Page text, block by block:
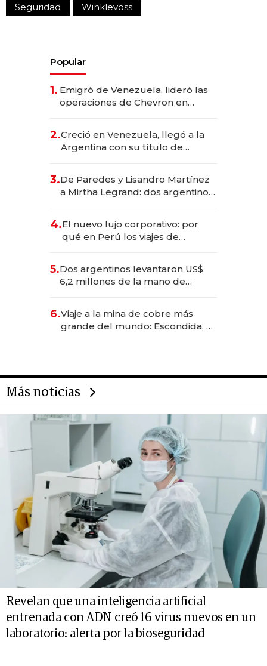
Seguridad
Winklevoss
Popular
1. Emigró de Venezuela, lideró las
operaciones de Chevron en
2.Creció en Venezuela, llegó a la
Argentina con su título de
las marcas "fast premium"
3.De Paredes y Lisandro Martínez
a Mirtha Legrand: dos argentinos
4.El nuevo lujo corporativo: por
qué en Perú los viajes de
transformadoras
5.Dos argentinos levantaron US$
6,2 millones de la mano de
6.Viaje a la mina de cobre más
grande del mundo: Escondida, el
Más noticias
Revelan que una inteligencia artificial
entrenada con ADN creó 16 virus nuevos en un
laboratorio: alerta por la bioseguridad